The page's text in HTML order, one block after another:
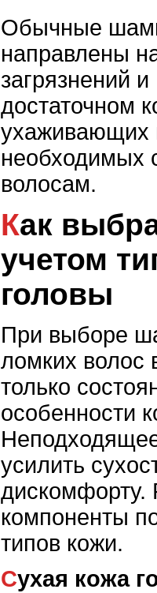
Обычные
направлены
загрязнений
достаточном
ухаживающих
необходимых
волосам.
Как выбрать шампунь с
учетом
головы
При выборе
ломких волос
только
особенности
усилить
дискомфорту.
компоненты
типов кожи.
Сухая кожа